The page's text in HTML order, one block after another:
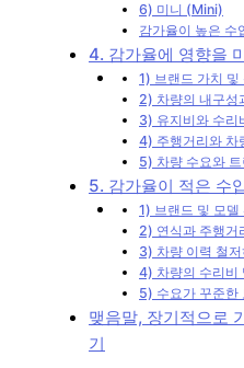
6) 미니 (Mini)
감가율이 높은 수
4. 감가율에 영향을
1) 브랜드 가치 및
2) 차량의 내구성
3) 유지비와 수리
4) 주행거리와 차
5) 차량 수요와
5. 감가율이 적은 수
1) 브랜드 및 모델
2) 연식과 주행거
3) 차량 이력 철저
4) 차량의 수리비
5) 수요가 꾸준한
맺음말, 장기적으로
기